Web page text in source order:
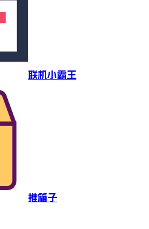
联机小霸王
推箱子